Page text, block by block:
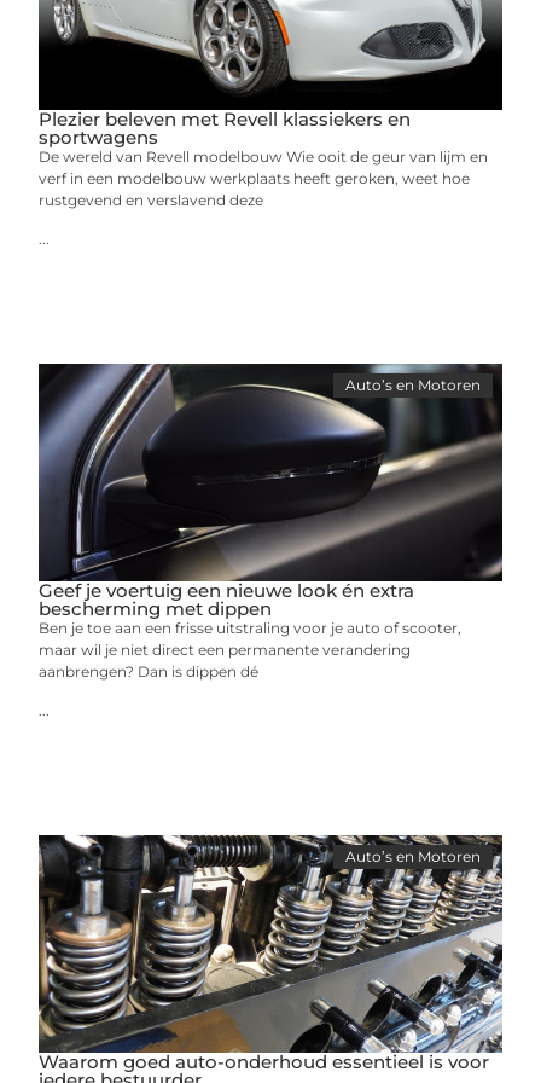
Plezier beleven met Revell klassiekers en
sportwagens
De wereld van Revell modelbouw Wie ooit de geur van lijm en
verf in een modelbouw werkplaats heeft geroken, weet hoe
rustgevend en verslavend deze
Auto’s en Motoren
Geef je voertuig een nieuwe look én extra
bescherming met dippen
Ben je toe aan een frisse uitstraling voor je auto of scooter,
maar wil je niet direct een permanente verandering
aanbrengen? Dan is dippen dé
Auto’s en Motoren
Waarom goed auto-onderhoud essentieel is voor